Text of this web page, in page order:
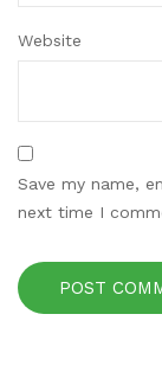
Website
Save my name,
next time I